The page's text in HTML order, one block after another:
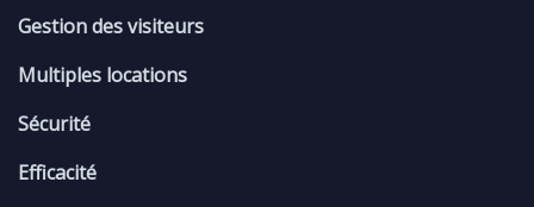
Gestion des visiteurs
Multiples locations
Sécurité
Efficacité